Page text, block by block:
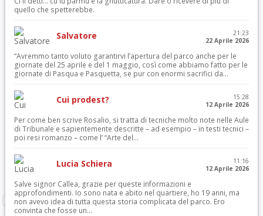
quello che spetterebbe.
Salvatore
21:23
22 Aprile 2026
“Avremmo tanto voluto garantirvi l’apertura del parco anche per le
giornate del 25 aprile e del 1 maggio, così come abbiamo fatto per le
giornate di Pasqua e Pasquetta, se pur con enormi sacrifici da...
Cui prodest?
15:28
12 Aprile 2026
Per come ben scrive Rosalio, si tratta di tecniche molto note nelle Aule
di Tribunale e sapientemente descritte – ad esempio – in testi tecnici –
poi resi romanzo – come l’ “Arte del...
Lucia Schiera
11:16
12 Aprile 2026
Salve signor Callea, grazie per queste informazioni e
approfondimenti. Io sono nata e abito nel quartiere, ho 19 anni, ma
non avevo idea di tutta questa storia complicata del parco. Ero
convinta che fosse un...